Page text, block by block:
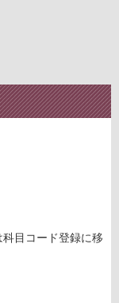
目コード登録に移